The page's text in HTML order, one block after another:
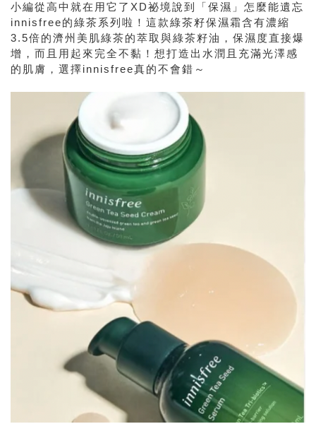
小編從高中就在用它了XD祕境說到「保濕」怎麼能遺忘
innisfree的綠茶系列啦！這款綠茶籽保濕霜含有濃縮
3.5倍的濟州美肌綠茶的萃取與綠茶籽油，保濕度直接爆
增，而且用起來完全不黏！想打造出水潤且充滿光澤感
的肌膚，選擇innisfree真的不會錯～